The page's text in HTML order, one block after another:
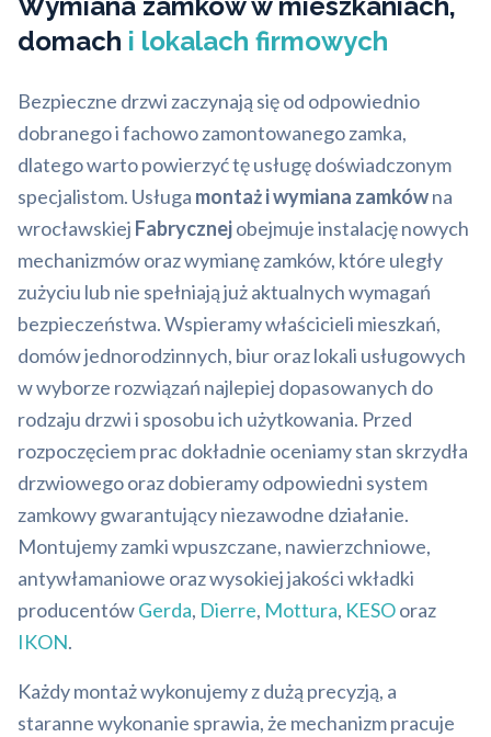
domach i lokalach firmowych
Bezpieczne drzwi zaczynają się od odpowiednio
dobranego i fachowo zamontowanego zamka,
dlatego warto powierzyć tę usługę doświadczonym
specjalistom. Usługa montaż i wymiana zamkówna
wrocławskiej Fabrycznejobejmuje instalację nowych
mechanizmów oraz wymianę zamków, które uległy
zużyciu lub nie spełniają już aktualnych wymagań
bezpieczeństwa. Wspieramy właścicieli mieszkań,
domów jednorodzinnych, biur oraz lokali usługowych
w wyborze rozwiązań najlepiej dopasowanych do
rodzaju drzwi i sposobu ich użytkowania. Przed
rozpoczęciem prac dokładnie oceniamy stan skrzydła
drzwiowego oraz dobieramy odpowiedni system
zamkowy gwarantujący niezawodne działanie.
Montujemy zamki wpuszczane, nawierzchniowe,
antywłamaniowe oraz wysokiej jakości wkładki
producentówGerda, Dierre, Mottura, KESOoraz
IKON.
Każdy montaż wykonujemy z dużą precyzją, a
staranne wykonanie sprawia, że mechanizm pracuje